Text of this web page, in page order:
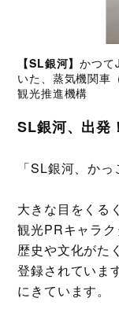
【SL銀河】かつて
いた、蒸気機関車
観光推進機構
SL銀河、出発！
「SL銀河、かっ
大きな目をくる
観光PRキャラク
歴史や文化がた
登録されていま
にきています。